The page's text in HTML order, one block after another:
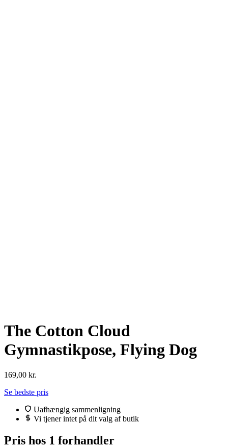
The Cotton Cloud
Gymnastikpose, Flying Dog
169,00 kr.
Se bedste pris
Uafhængig sammenligning
Vi tjener intet på dit valg af butik
Pris hos 1 forhandler